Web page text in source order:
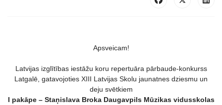
Apsveicam!
Latvijas izglītības iestāžu koru repertuāra pārbaude-konkurss
Latgalē, gatavojoties XIII Latvijas Skolu jaunatnes dziesmu un
deju svētkiem
I pakāpe – Staņislava Broka Daugavpils Mūzikas vidusskolas